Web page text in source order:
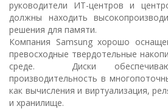
руководители ИТ-центров и
должны находить
решения для памяти.
Компания Samsung хорошо
превосходные твердотельные
среде. Диски
производительность в
как вычисления и виртуализация,
и хранилище.